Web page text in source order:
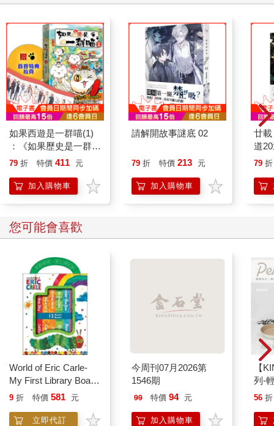
如果西遊是一群喵(1)
：《如果歷史是一群
喵》作者最新力作，附
79 折 特價 411 元
加入購物車
請解開故事謎底 02
79 折 特價 213 元
加入購物車
廿
道
79 折
您可能會喜歡
World of Eric Carle-
My First Library Board
Book Block Set
9 折 特價 581 元
立即代訂
今周刊07月2026第
1546期
99 特價 94 元
加入購物車
【
列-
平
56 折